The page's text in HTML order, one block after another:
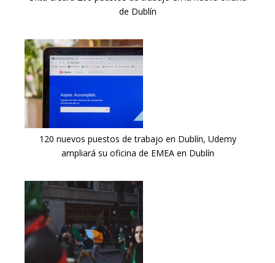
de Dublín
120 nuevos puestos de trabajo en Dublín, Udemy
ampliará su oficina de EMEA en Dublín